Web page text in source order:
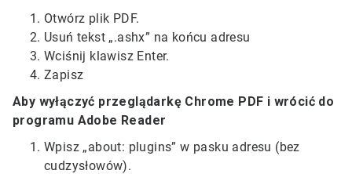
Otwórz plik PDF.
Usuń tekst „.ashx” na końcu adresu
Wciśnij klawisz Enter.
Zapisz
Aby wyłączyć przeglądarkę Chrome PDF i wrócić do
programu Adobe Reader
Wpisz „about: plugins” w pasku adresu (bez
cudzysłowów).